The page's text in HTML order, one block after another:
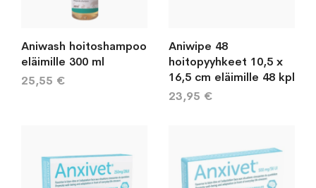
Aniwash hoitoshampoo
eläimille 300 ml
25,55 €
Aniwipe 48
hoitopyyhkeet 10,5 x
16,5 cm eläimille 48 kpl
23,95 €